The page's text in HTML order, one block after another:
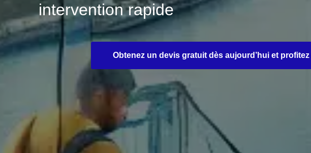
intervention rapide
Obtenez un devis gratuit dès aujourd’hui et